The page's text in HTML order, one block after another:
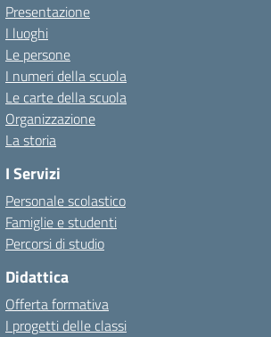
Presentazione
I luoghi
Le persone
I numeri della scuola
Le carte della scuola
Organizzazione
La storia
I Servizi
Personale scolastico
Famiglie e studenti
Percorsi di studio
Didattica
Offerta formativa
I progetti delle classi